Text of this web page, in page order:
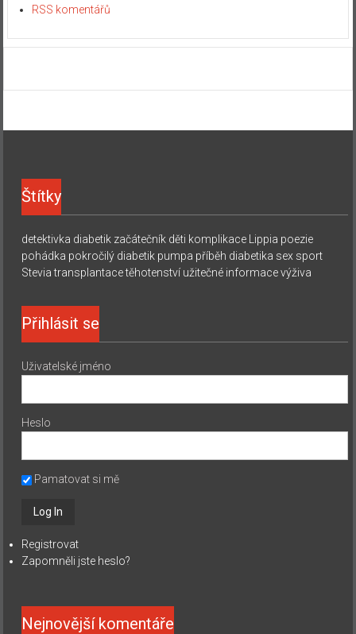
RSS komentářů
Štítky
detektivka diabetik začátečník děti komplikace Lippia poezie
pohádka pokročilý diabetik pumpa příběh diabetika sex sport
Stevia transplantace těhotenství užitečné informace výživa
Přihlásit se
Uživatelské jméno
Heslo
Pamatovat si mě
Registrovat
Zapomněli jste heslo?
Nejnovější komentáře